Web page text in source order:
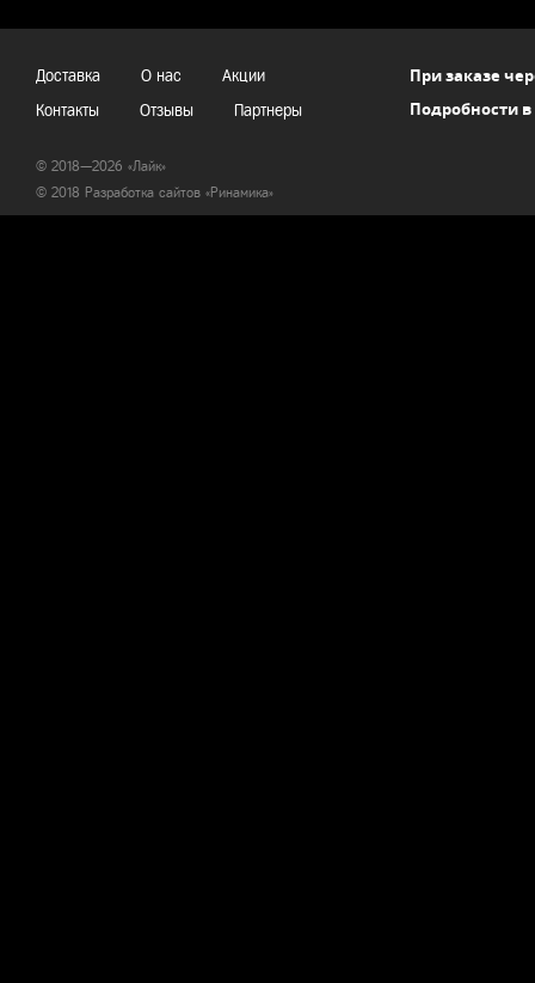
Доставка О нас
Акции
Контакты
Отзывы Партнеры
© 2018—2026 «Лайк»
© 2018 Разработка сайтов «Ринамика»
При заказе
Подробности